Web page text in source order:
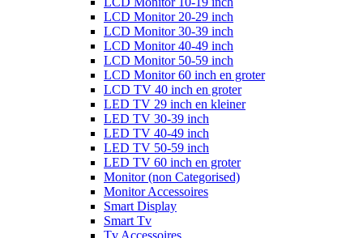
LCD Monitor 20-29 inch
LCD Monitor 30-39 inch
LCD Monitor 40-49 inch
LCD Monitor 50-59 inch
LCD Monitor 60 inch en groter
LCD TV 40 inch en groter
LED TV 29 inch en kleiner
LED TV 30-39 inch
LED TV 40-49 inch
LED TV 50-59 inch
LED TV 60 inch en groter
Monitor (non Categorised)
Monitor Accessoires
Smart Display
Smart Tv
Tv Accessoires